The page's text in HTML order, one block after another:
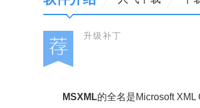
升级补丁
MSXML的全名是Microsoft